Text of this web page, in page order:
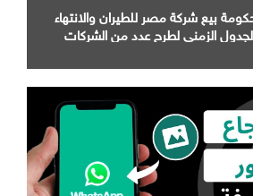
بيع شركة مصر للطيران والانتهاء
الزمني لطرح عدد من الشركات